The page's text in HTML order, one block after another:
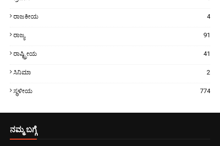
ರಾಜಕೀಯ 4
ರಾಜ್ಯ 91
ರಾಷ್ಟ್ರೀಯ 41
ಸಿನಿಮಾ 2
ಸ್ಥಳೀಯ 774
ನಮ್ಮ ಬಗ್ಗೆ